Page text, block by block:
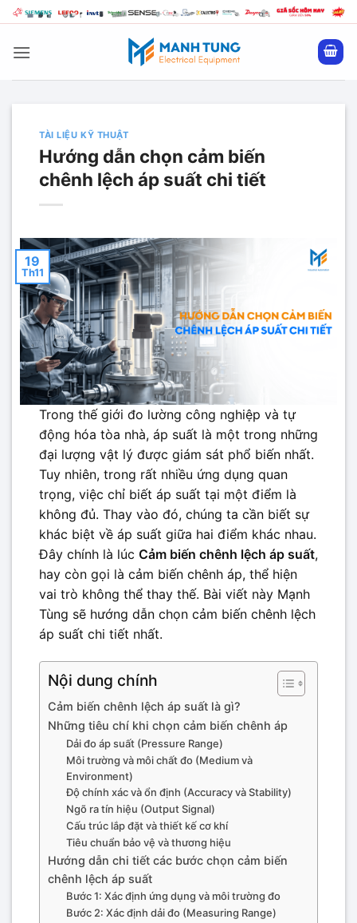
Bỏ
qua
nội
TÀI LIỆU KỸ THUẬT
Hướng dẫn chọn cảm biến
chênh lệch áp suất chi tiết
19
Th11
Trong thế giới đo lường công nghiệp và tự
động hóa tòa nhà, áp suất là một trong những
đại lượng vật lý được giám sát phổ biến nhất.
Tuy nhiên, trong rất nhiều ứng dụng quan
trọng, việc chỉ biết áp suất tại một điểm là
không đủ. Thay vào đó, chúng ta cần biết sự
khác biệt về áp suất giữa hai điểm khác nhau.
Đây chính là lúc Cảm biến chênh lệch áp suất,
hay còn gọi là cảm biến chênh áp, thể hiện
vai trò không thể thay thế. Bài viết này Mạnh
Tùng sẽ hướng dẫn chọn cảm biến chênh lệch
áp suất chi tiết nhất.
Nội dung chính
Cảm biến chênh lệch áp suất là gì?
Những tiêu chí khi chọn cảm biến chênh áp
Dải đo áp suất (Pressure Range)
Môi trường và môi chất đo (Medium và
Environment)
Độ chính xác và ổn định (Accuracy và Stability)
Ngõ ra tín hiệu (Output Signal)
Cấu trúc lắp đặt và thiết kế cơ khí
Tiêu chuẩn bảo vệ và thương hiệu
Hướng dẫn chi tiết các bước chọn cảm biến
chênh lệch áp suất
Bước 1: Xác định ứng dụng và môi trường đo
Bước 2: Xác định dải đo (Measuring Range)